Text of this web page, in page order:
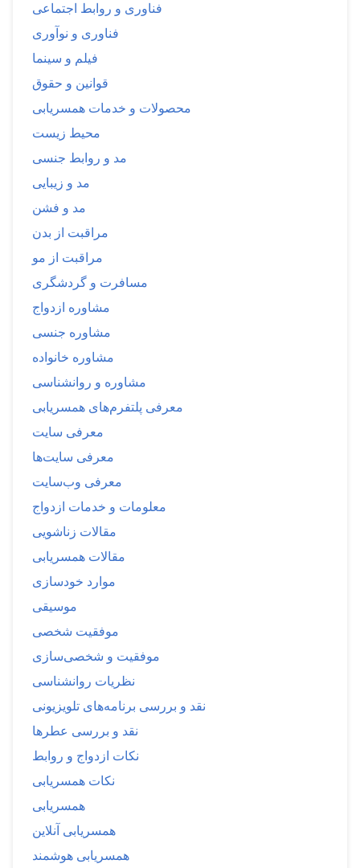
فناوری و روابط اجتماعی
فناوری و نوآوری
فیلم و سینما
قوانین و حقوق
محصولات و خدمات همسریابی
محیط زیست
مد و روابط جنسی
مد و زیبایی
مد و فشن
مراقبت از بدن
مراقبت از مو
مسافرت و گردشگری
مشاوره ازدواج
مشاوره جنسی
مشاوره خانواده
مشاوره و روانشناسی
معرفی پلتفرم‌های همسریابی
معرفی سایت
معرفی سایت‌ها
معرفی وب‌سایت
معلومات و خدمات ازدواج
مقالات زناشویی
مقالات همسریابی
موارد خودسازی
موسیقی
موفقیت شخصی
موفقیت و شخصی‌سازی
نظریات روانشناسی
نقد و بررسی برنامه‌های تلویزیونی
نقد و بررسی عطرها
نکات ازدواج و روابط
نکات همسریابی
همسریابی
همسریابی آنلاین
همسریابی هوشمند